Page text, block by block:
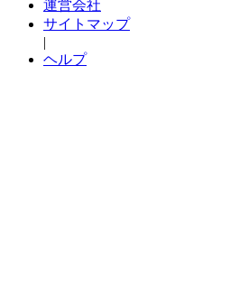
運営会社
サイトマップ
|
ヘルプ